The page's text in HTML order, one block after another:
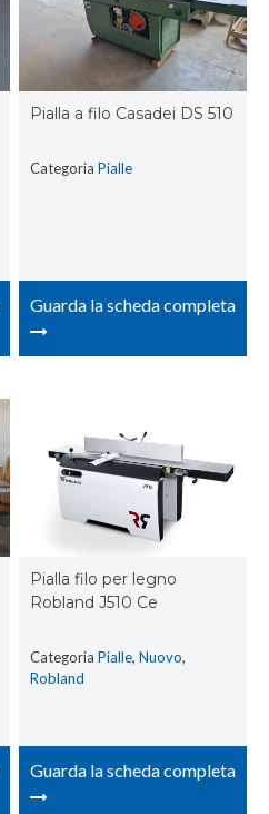
Pialla a filo Casadei DS 510
Categoria Pialle
Guarda la scheda completa
Pialla filo per legno
Robland J510 Ce
Categoria Pialle, Nuovo,
Robland
Guarda la scheda completa